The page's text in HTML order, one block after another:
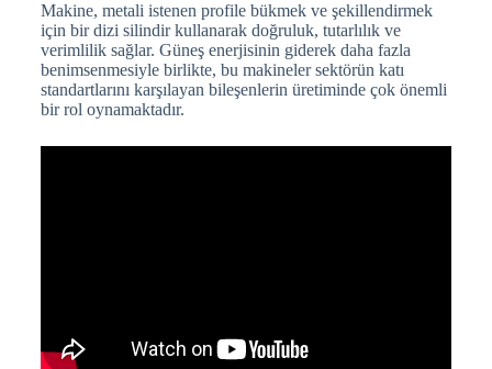
Makine, metali istenen profile bükmek ve şekillendirmek
için bir dizi silindir kullanarak doğruluk, tutarlılık ve
verimlilik sağlar. Güneş enerjisinin giderek daha fazla
benimsenmesiyle birlikte, bu makineler sektörün katı
standartlarını karşılayan bileşenlerin üretiminde çok önemli
bir rol oynamaktadır.